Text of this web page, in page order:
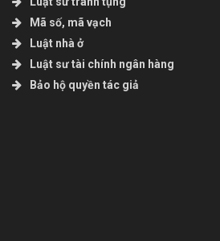
Mã số, mã vạch
Luật nhà ở
Luật sư tài chính ngân hàng
Bảo hộ quyền tác giả